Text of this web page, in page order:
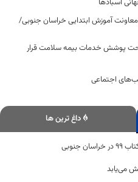
آسبادها
معاونت آموزش ابتدایی خراسان جنوبی/
تحت پوشش خدمات بیمه سلامت قرار
اجتماعی
داغ ترین ها
می‌یابد